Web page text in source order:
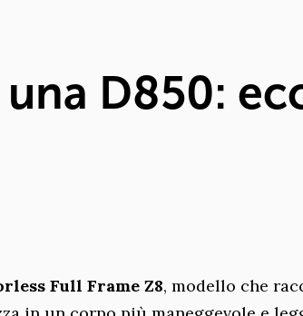
D850:
Full Frame Z8, modello che